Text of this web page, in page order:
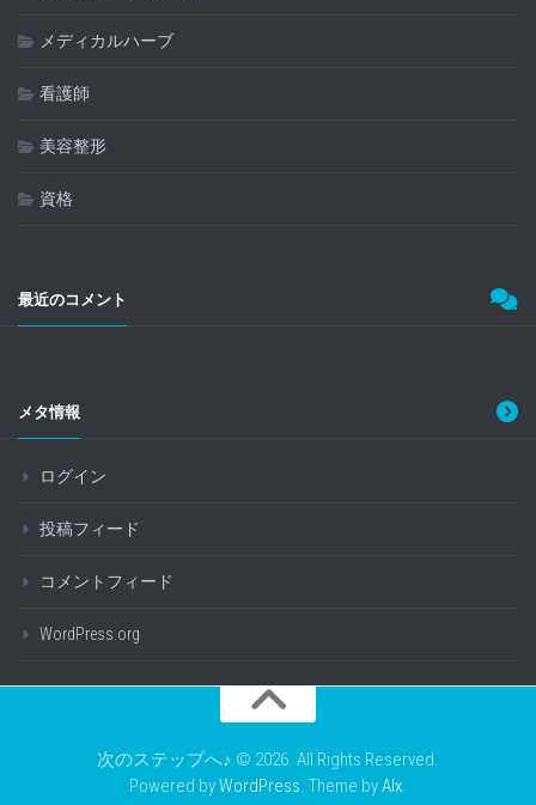
メディカルハーブ
看護師
美容整形
資格
最近のコメント
メタ情報
ログイン
投稿フィード
コメントフィード
WordPress.org
次のステップへ♪ © 2026. All Rights Reserved.
Powered byWordPress. Theme byAlx.